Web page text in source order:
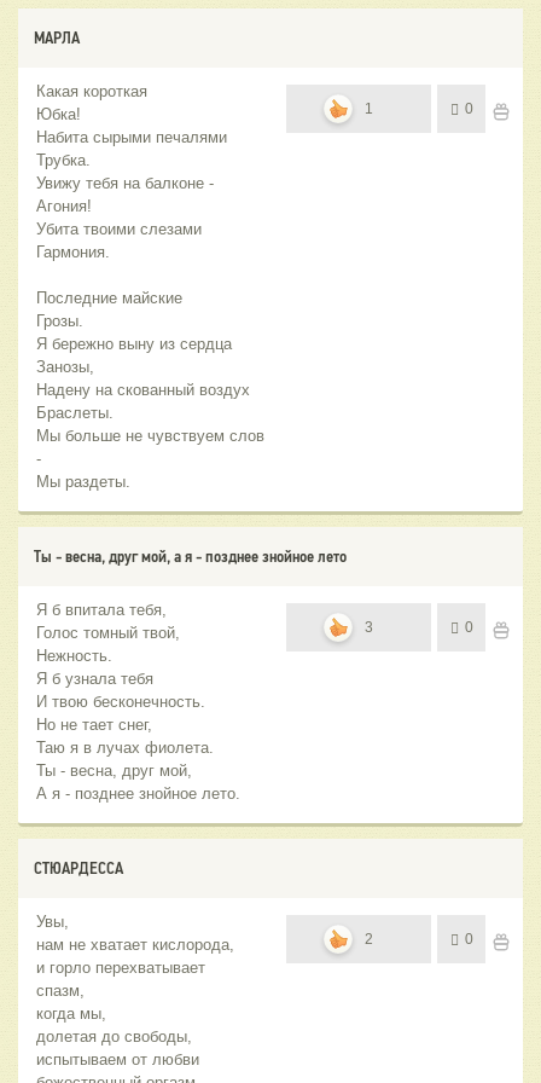
МАРЛА
Какая короткая
Юбка!
Набита сырыми печалями
Трубка.
Увижу тебя на балконе -
Агония!
Убита твоими слезами
Гармония.
Последние майские
Грозы.
Я бережно выну из сердца
Занозы,
Надену на скованный воздух
Браслеты.
Мы больше не чувствуем слов
-
Мы раздеты.
1 0
Ты - весна, друг мой, а я - позднее знойное лето
Я б впитала тебя,
Голос томный твой,
Нежность.
Я б узнала тебя
И твою бесконечность.
Но не тает снег,
Таю я в лучах фиолета.
Ты - весна, друг мой,
А я - позднее знойное лето.
3 0
СТЮАРДЕССА
Увы,
нам не хватает кислорода,
и горло перехватывает
спазм,
когда мы,
долетая до свободы,
испытываем от любви
2 0